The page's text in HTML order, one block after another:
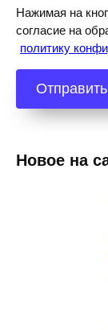
Нажимая на
согласие на
политику
Новое на